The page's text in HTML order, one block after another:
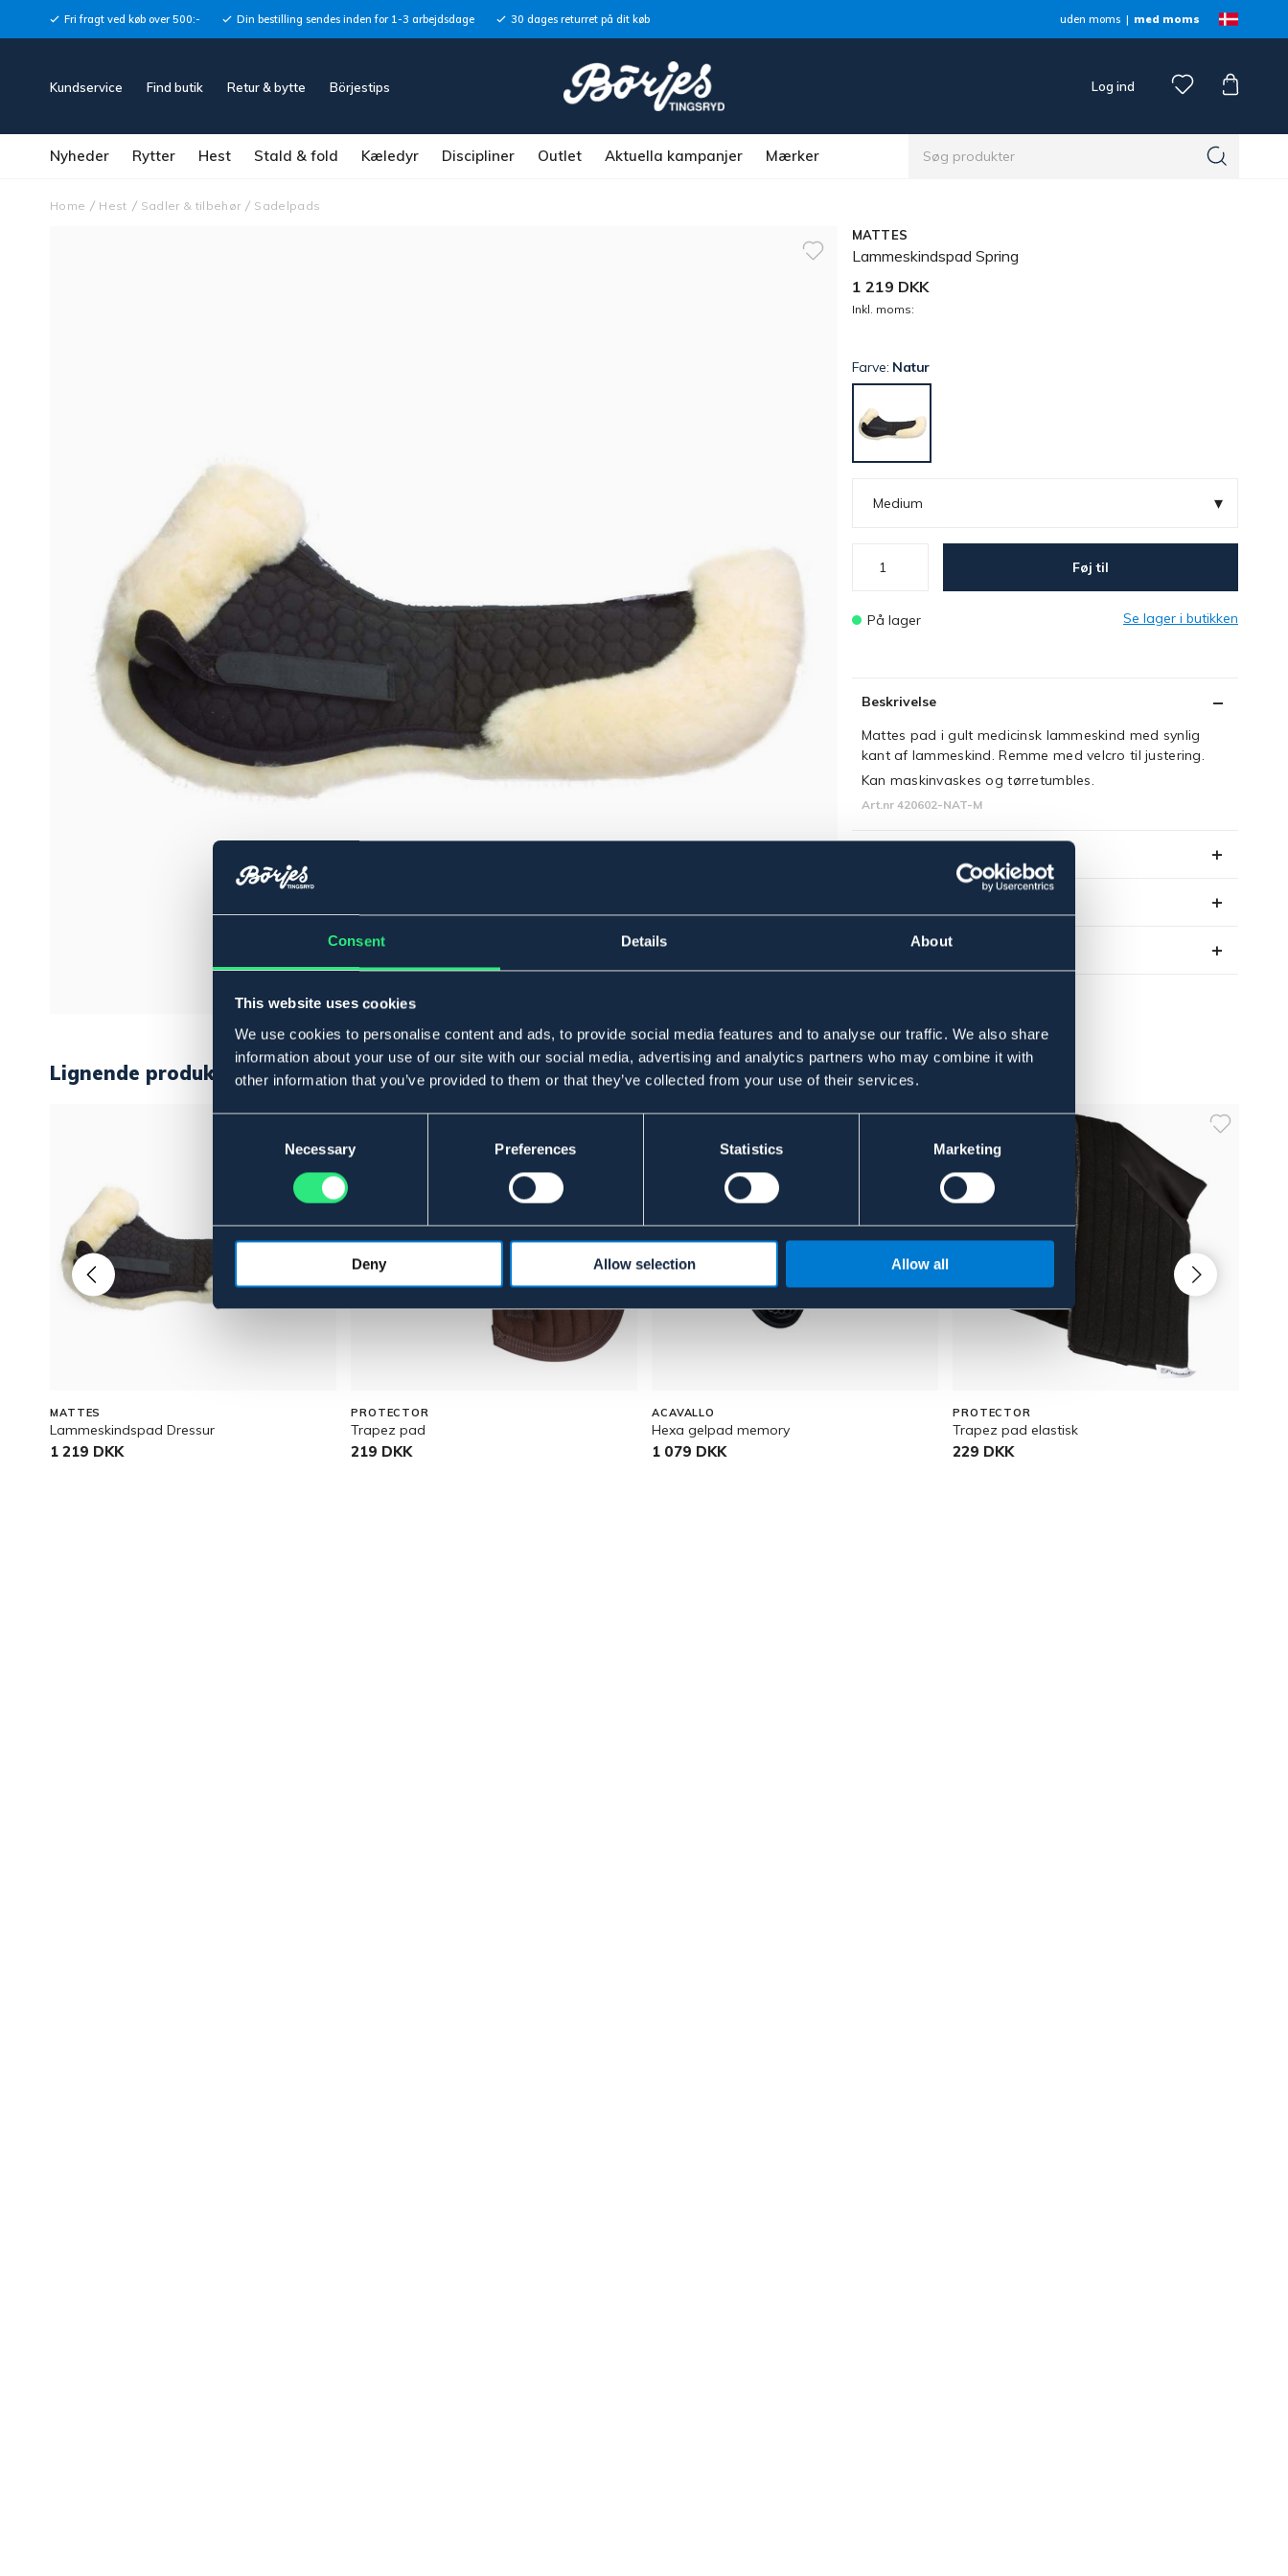
Consent Details About
This website uses cookies
We use cookies to personalise content and ads, to provide social media features and to analyse our traffic. We also share
information about your use of our site with our social media, advertising and analytics partners who may combine it with
other information that you’ve provided to them or that they’ve collected from your use of their services.
Necessary Preferences Statistics Marketing
Deny Allow selection Allow all
Fri fragt ved køb over 500:- Din bestilling sendes inden for 1-3 arbejdsdage 30 dages returret på dit køb uden moms med moms
Kundservice Find butik Retur & bytte Börjestips Log ind
Nyheder Rytter Hest Stald & fold Kæledyr Discipliner Outlet Aktuella kampanjer Mærker
Home Hest Sadler & tilbehør Sadelpads
MATTES
Lammeskindspad Spring
1 219 DKK
Inkl. moms:
Farve: Natur
Medium ▾
Føj til
På lager Se lager i butikken
Beskrivelse
Mattes pad i gult medicinsk lammeskind med synlig
kant af lammeskind. Remme med velcro til justering.
Kan maskinvaskes og tørretumbles.
Art.nr 420602-NAT-M
About the brand
Lignende produkter
MATTES
Lammeskindspad Dressur
1 219 DKK
PROTECTOR
Trapez pad
219 DKK
ACAVALLO
Hexa gelpad memory
1 079 DKK
PROTECTOR
Trapez pad elastisk
229 DKK